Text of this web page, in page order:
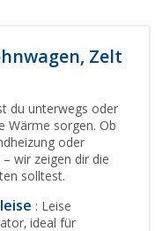
Zelt
du unterwegs oder
Wärme sorgen. Ob
oder
wir zeigen dir die
solltest.
: Leise
ideal für